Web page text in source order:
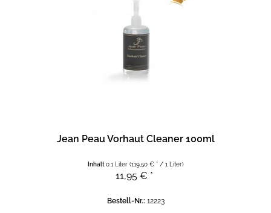
Jean Peau Vorhaut Cleaner 100ml
Inhalt0.1 Liter (119,50 € * / 1 Liter)
11,95 € *
Bestell-Nr.: 12223